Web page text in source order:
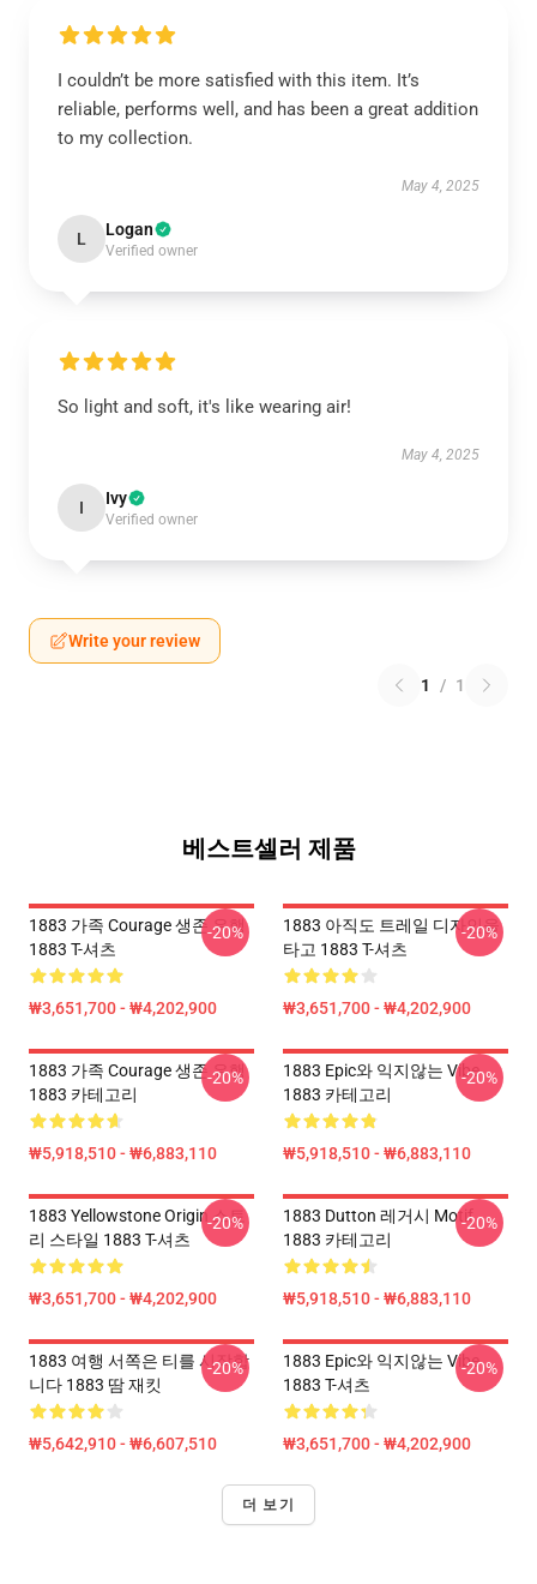
I couldn’t be more satisfied with this item. It’s
reliable, performs well, and has been a great addition
to my collection.
May 4, 2025
L Logan
Verified owner
So light and soft, it's like wearing air!
May 4, 2025
I Ivy
Verified owner
Write your review
1 / 1
베스트셀러 제품
1883 가족 Courage 생존 유행
1883 T-셔츠
₩3,651,700 - ₩4,202,900
-20%
1883 아직도 트레일 디자인을
타고 1883 T-셔츠
₩3,651,700 - ₩4,202,900
-20%
1883 가족 Courage 생존 유행
1883 카테고리
₩5,918,510 - ₩6,883,110
-20%
1883 Epic와 익지않는 Vibe
1883 카테고리
₩5,918,510 - ₩6,883,110
-20%
1883 Yellowstone Origin 스토
리 스타일 1883 T-셔츠
₩3,651,700 - ₩4,202,900
-20%
1883 Dutton 레거시 Motif
1883 카테고리
₩5,918,510 - ₩6,883,110
-20%
1883 여행 서쪽은 티를 시작합
니다 1883 땀 재킷
₩5,642,910 - ₩6,607,510
-20%
1883 Epic와 익지않는 Vibe
1883 T-셔츠
₩3,651,700 - ₩4,202,900
-20%
더 보기